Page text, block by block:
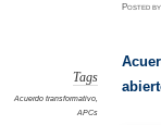
Posted
Tags
Acuerdo transformativo,
APCs